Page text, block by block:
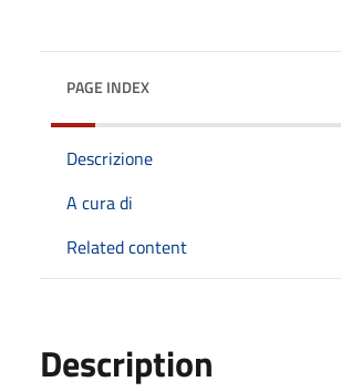
PAGE INDEX
Descrizione
A cura di
Related content
Description